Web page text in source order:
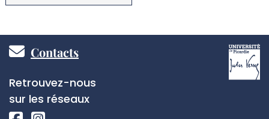
Pied
de
page
Contacts
Réseaux
sociaux
Retrouvez-nous
sur les réseaux